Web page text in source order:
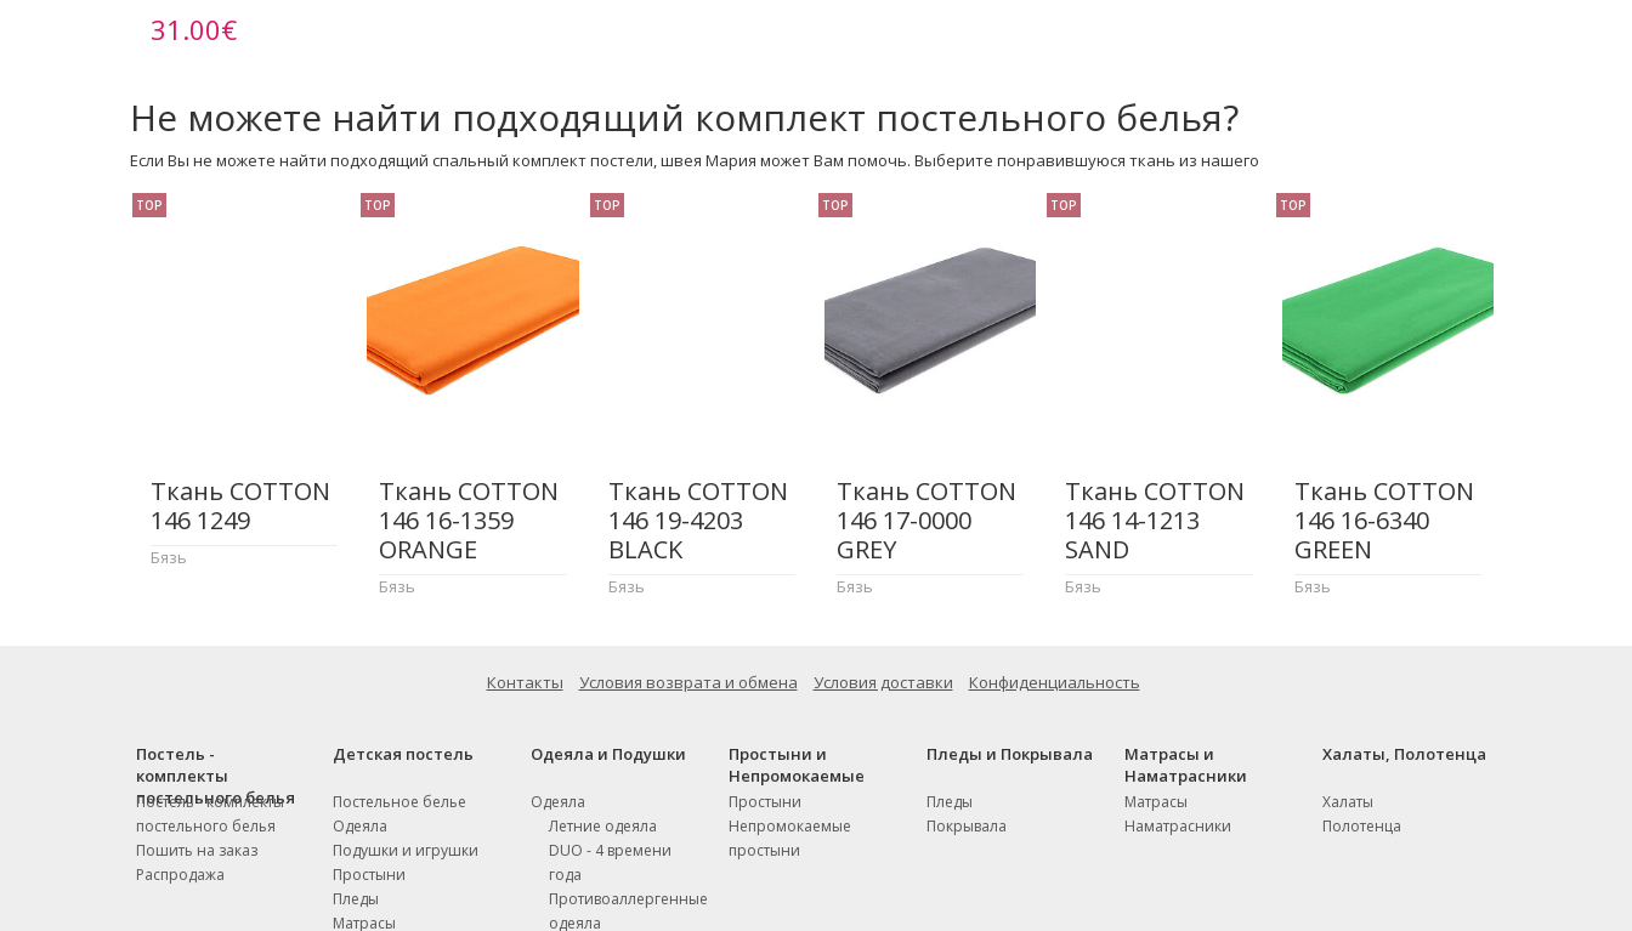
31.00€
Не можете найти подходящий комплект постельного белья?
Если Вы не можете найти подходящий спальный комплект постели, швея Мария может Вам помочь. Выберите понравившуюся ткань из нашего
TOP
Ткань COTTON
146 1249
Бязь
TOP
Ткань COTTON
146 16-1359
ORANGE
Бязь
TOP
Ткань COTTON
146 19-4203
BLACK
Бязь
TOP
Ткань COTTON
146 17-0000
GREY
Бязь
TOP
Ткань COTTON
146 14-1213
SAND
Бязь
TOP
Ткань COTTON
146 16-6340
GREEN
Бязь
Контакты Условия возврата и обмена Условия доставки Конфиденциальность
Постель -
комплекты
постельного белья
Постель - комплекты
постельного белья
Пошить на заказ
Распродажа
Детская постель
Постельное белье
Одеяла
Подушки и игрушки
Простыни
Пледы
Матрасы
Одеяла и Подушки
Одеяла
Летние одеяла
DUO - 4 времени
года
Противоаллергенные
одеяла
Простыни и
Непромокаемые
Простыни
Непромокаемые
простыни
Пледы и Покрывала
Пледы
Покрывала
Матрасы и
Наматрасники
Матрасы
Наматрасники
Халаты, Полотенца
Халаты
Полотенца